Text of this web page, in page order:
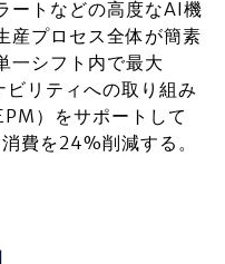
ートなどの高度なAI機
産プロセス全体が簡素
一シフト内で最大
リティへの取り組み
）をサポートして
費を24%削減する。